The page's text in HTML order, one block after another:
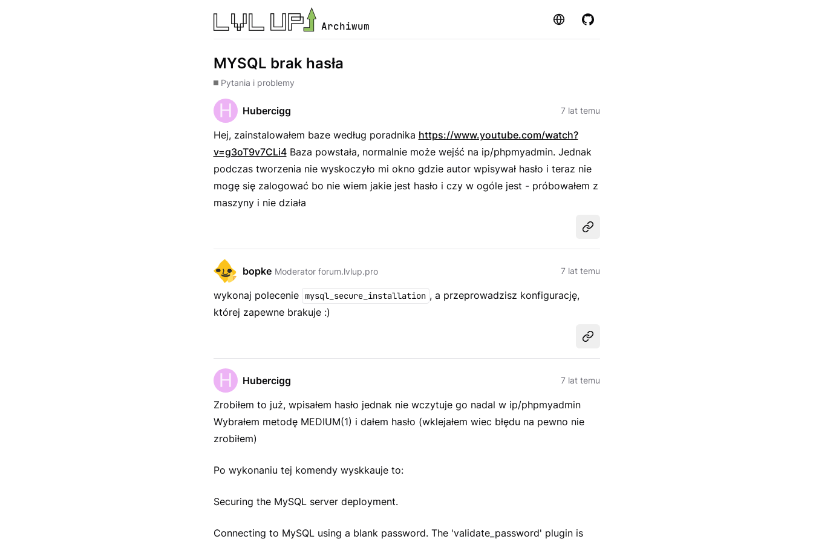
Archiwum Strona GitHub
MYSQL brak hasła
Pytania i problemy
Hubercigg 7 lat temu
Hej, zainstalowałem baze według poradnika https://www.youtube.com/watch?
v=g3oT9v7CLi4Baza powstała, normalnie może wejść na ip/phpmyadmin. Jednak
podczas tworzenia nie wyskoczyło mi okno gdzie autor wpisywał hasło i teraz nie
mogę się zalogować bo nie wiem jakie jest hasło i czy w ogóle jest - próbowałem z
maszyny i nie działa
Udostępnij
bopke Moderator forum.lvlup.pro 7 lat temu
wykonaj polecenie mysql_secure_installation , a przeprowadzisz konfigurację,
której zapewne brakuje :)
Udostępnij
Hubercigg 7 lat temu
Zrobiłem to już, wpisałem hasło jednak nie wczytuje go nadal w ip/phpmyadmin
Wybrałem metodę MEDIUM(1) i dałem hasło (wklejałem wiec błędu na pewno nie
zrobiłem)
Po wykonaniu tej komendy wyskkauje to:
Securing the MySQL server deployment.
Connecting to MySQL using a blank password. The 'validate_password' plugin is